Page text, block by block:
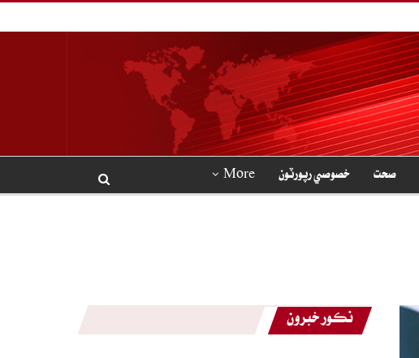
صحت خصوصي رپورٽون More
نڪور خبرون